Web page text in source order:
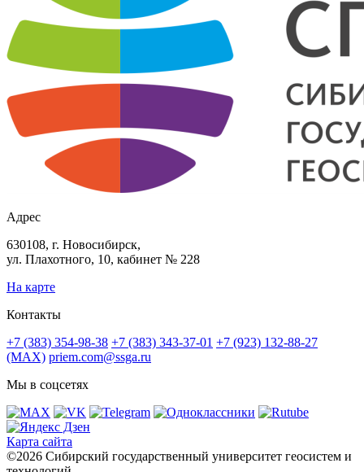
Адрес
630108, г. Новосибирск,
ул. Плахотного, 10, кабинет № 228
На карте
Контакты
+7 (383) 354-98-38 +7 (383) 343-37-01 +7 (923) 132-88-27
(MAX) priem.com@ssga.ru
Мы в соцсетях
Карта сайта
©2026 Сибирский государственный университет геосистем и